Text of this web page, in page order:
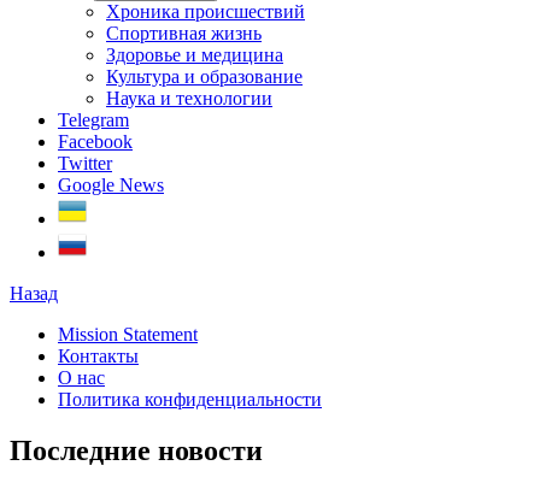
Хроника происшествий
Спортивная жизнь
Здоровье и медицина
Культура и образование
Наука и технологии
Telegram
Facebook
Twitter
Google News
Назад
Mission Statement
Контакты
О нас
Политика конфиденциальности
Последние новости